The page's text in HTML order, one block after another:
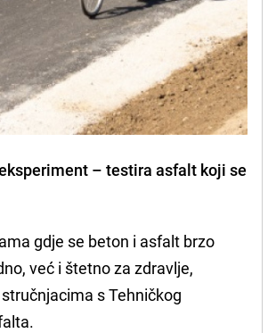
– testira asfalt koji se
gdje se beton i asfalt brzo
već i štetno za zdravlje,
s Tehničkog